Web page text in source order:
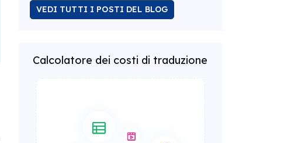
VEDI TUTTI I POSTI DEL BLOG
Calcolatore dei costi di traduzione